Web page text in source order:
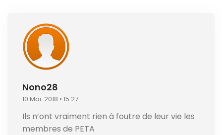
Nono28
10 Mai. 2018 • 15:27
Ils n’ont vraiment rien à foutre de leur vie les
membres de PETA